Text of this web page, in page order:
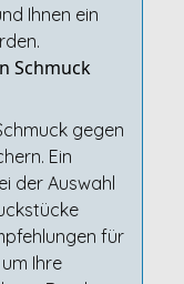
Ihnen ein
Schmuck
gegen
Ein
der Auswahl
für
Ihre